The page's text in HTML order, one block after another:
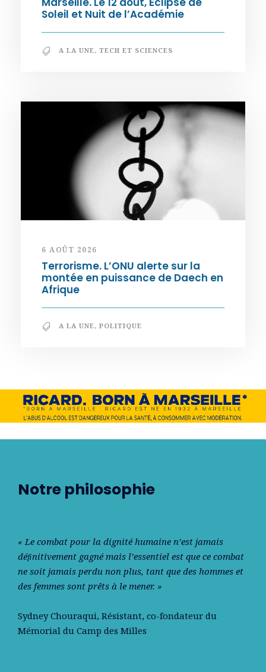
Soleil et Nuit de l’Académie
A LA UNE, TECH ET SCIENCES
6 AOÛT 2026
Terrorisme. L’ONU alerte sur la
montée en puissance de Daech en
Afrique
A LA UNE, POLITIQUE
Notre philosophie
« Le combat pour la dignité humaine n’est jamais
déﬁnitivement gagné mais l’essentiel est que ce combat
ne soit jamais perdu non plus, tant que des hommes et
des femmes sont prêts à le mener. »
Sydney Chouraqui, Résistant, co-fondateur du
Mémorial du Camp des Milles